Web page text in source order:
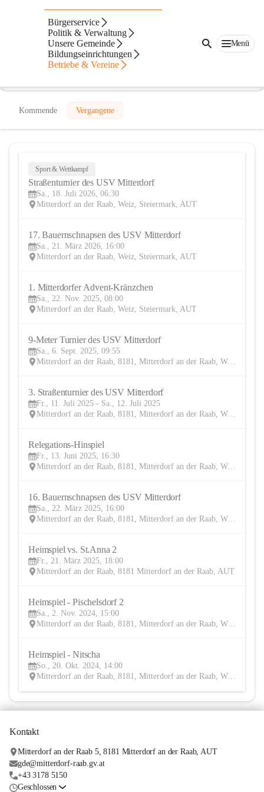
Bürgerservice
Politik & Verwaltung
Unsere Gemeinde
Bildungseinrichtungen
Betriebe & Vereine
Menü
USV Mitterdorf/Raab
@usv-mitterdorfraab
Fußballverein
In CITIES öffnen
Kommende Vergangene
Sport & Wettkampf
Straßenturnier des USV Mitterdorf
Sa., 18. Juli 2026, 06:30
Mitterdorf an der Raab, Weiz, Steiermark, AUT
17. Bauernschnapsen des USV Mitterdorf
Sa., 21. März 2026, 16:00
Mitterdorf an der Raab, Weiz, Steiermark, AUT
1. Mitterdorfer Advent-Kränzchen
Sa., 22. Nov. 2025, 08:00
Mitterdorf an der Raab, Weiz, Steiermark, AUT
9-Meter Turnier des USV Mitterdorf
Sa., 6. Sept. 2025, 09:55
Mitterdorf an der Raab, 8181, Mitterdorf an der Raab, Weiz, Steiermark, AUT
3. Straßenturnier des USV Mitterdorf
Fr., 11. Juli 2025 - Sa., 12. Juli 2025
Mitterdorf an der Raab, 8181, Mitterdorf an der Raab, Weiz, Steiermark, AUT
Relegations-Hinspiel
Fr., 13. Juni 2025, 16:30
Mitterdorf an der Raab, 8181, Mitterdorf an der Raab, Weiz, Steiermark, AUT
16. Bauernschnapsen des USV Mitterdorf
Sa., 22. März 2025, 16:00
Mitterdorf an der Raab, 8181, Mitterdorf an der Raab, Weiz, Steiermark, AUT
Heimspiel vs. St.Anna 2
Fr., 21. März 2025, 18:00
Mitterdorf an der Raab, 8181 Mitterdorf an der Raab, AUT
Heimspiel - Pischelsdorf 2
Sa., 2. Nov. 2024, 15:00
Mitterdorf an der Raab, 8181, Mitterdorf an der Raab, Weiz, Steiermark, AUT
Heimspiel - Nitscha
So., 20. Okt. 2024, 14:00
Mitterdorf an der Raab, 8181, Mitterdorf an der Raab, Weiz, Steiermark, AUT
Kontakt
Mitterdorf an der Raab 5, 8181 Mitterdorf an der Raab, AUT
gde@mitterdorf-raab.gv.at
+43 3178 5150
Geschlossen